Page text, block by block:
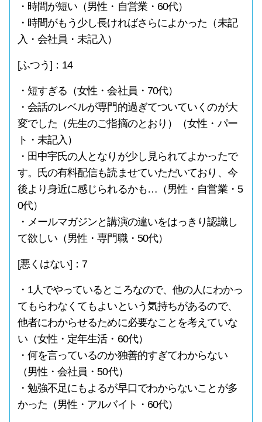
・時間が短い（男性・自営業・60代）
・時間がもう少し長ければさらによかった（未記
入・会社員・未記入）
[ふつう]：14
・短すぎる（女性・会社員・70代）
・会話のレベルが専門的過ぎてついていくのが大
変でした（先生のご指摘のとおり）（女性・パー
ト・未記入）
・田中宇氏の人となりが少し見られてよかったで
す。氏の有料配信も読ませていただいており、今
後より身近に感じられるかも…（男性・自営業・5
0代）
・メールマガジンと講演の違いをはっきり認識し
て欲しい（男性・専門職・50代）
[悪くはない]：7
・1人でやっているところなので、他の人にわかっ
てもらわなくてもよいという気持ちがあるので、
他者にわからせるために必要なことを考えていな
い（女性・定年生活・60代）
・何を言っているのか独善的すぎてわからない
（男性・会社員・50代）
・勉強不足にもよるが早口でわからないことが多
かった（男性・アルバイト・60代）